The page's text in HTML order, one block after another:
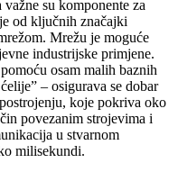
su komponente za
od ključnih značajki
Mrežu je moguće
industrijske primjene.
osam malih baznih
– osigurava se dobar
koje pokriva oko
povezanim strojevima i
u stvarnom
milisekundi.